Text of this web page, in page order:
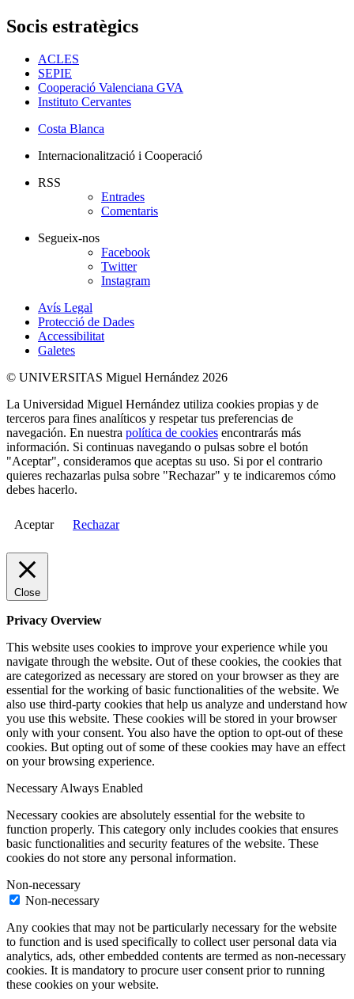
Socis estratègics
ACLES
SEPIE
Cooperació Valenciana GVA
Instituto Cervantes
Costa Blanca
Internacionalització i Cooperació
RSS
Entrades
Comentaris
Segueix-nos
Facebook
Twitter
Instagram
Avís Legal
Protecció de Dades
Accessibilitat
Galetes
© UNIVERSITAS Miguel Hernández 2026
La Universidad Miguel Hernández utiliza cookies propias y de
terceros para fines analíticos y respetar tus preferencias de
navegación. En nuestra política de cookies encontrarás más
información. Si continuas navegando o pulsas sobre el botón
"Aceptar", consideramos que aceptas su uso. Si por el contrario
quieres rechazarlas pulsa sobre "Rechazar" y te indicaremos cómo
debes hacerlo.
Aceptar Rechazar
Close
Privacy Overview
This website uses cookies to improve your experience while you
navigate through the website. Out of these cookies, the cookies that
are categorized as necessary are stored on your browser as they are
essential for the working of basic functionalities of the website. We
also use third-party cookies that help us analyze and understand how
you use this website. These cookies will be stored in your browser
only with your consent. You also have the option to opt-out of these
cookies. But opting out of some of these cookies may have an effect
on your browsing experience.
NecessaryAlways Enabled
Necessary cookies are absolutely essential for the website to
function properly. This category only includes cookies that ensures
basic functionalities and security features of the website. These
cookies do not store any personal information.
Non-necessary
Non-necessary
Any cookies that may not be particularly necessary for the website
to function and is used specifically to collect user personal data via
analytics, ads, other embedded contents are termed as non-necessary
cookies. It is mandatory to procure user consent prior to running
these cookies on your website.